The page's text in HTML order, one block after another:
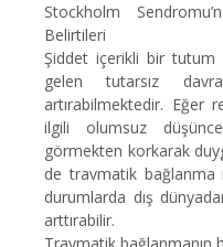
Stockholm
Belirtileri
Şiddet içerikli bir tutum
gelen tutarsız
artırabilmektedir. Eğer
ilgili olumsuz
görmekten korkarak
de travmatik bağlanma
durumlarda dış
arttırabilir.